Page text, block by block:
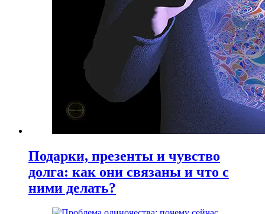
Подарки, презенты и чувство
долга: как они связаны и что с
ними делать?